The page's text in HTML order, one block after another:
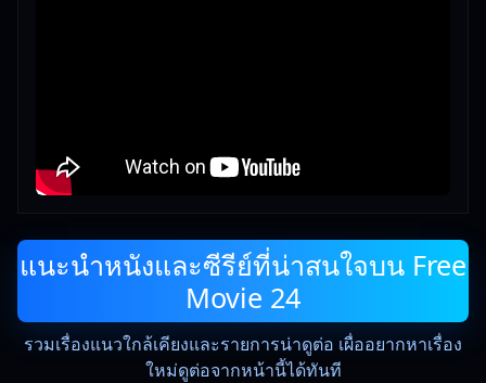
แนะนำหนังและซีรีย์ที่น่าสนใจบน Free
Movie 24
รวมเรื่องแนวใกล้เคียงและรายการน่าดูต่อ เผื่ออยากหาเรื่อง
ใหม่ดูต่อจากหน้านี้ได้ทันที